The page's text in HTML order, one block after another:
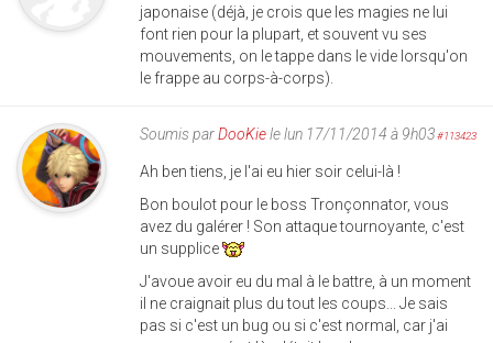
japonaise (déjà, je crois que les magies ne lui
font rien pour la plupart, et souvent vu ses
mouvements, on le tappe dans le vide lorsqu'on
le frappe au corps-à-corps).
Soumis parDooKiele lun 17/11/2014 à 9h03#113423
Ah ben tiens, je l'ai eu hier soir celui-là !
Bon boulot pour le boss Tronçonnator, vous
avez du galérer ! Son attaque tournoyante, c'est
un supplice
J'avoue avoir eu du mal à le battre, à un moment
il ne craignait plus du tout les coups... Je sais
pas si c'est un bug ou si c'est normal, car j'ai